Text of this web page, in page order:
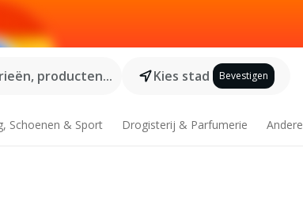
producten...
Kies stad Bevestigen
Schoenen & Sport Drogisterij & Parfumerie Andere